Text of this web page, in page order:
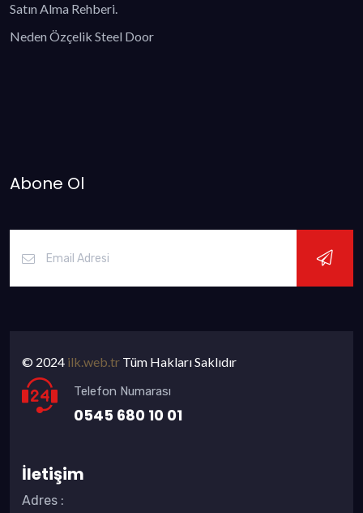
Satın Alma Rehberi.
Neden Özçelik Steel Door
Abone Ol
© 2024 ilk.web.tr Tüm Hakları Saklıdır
Telefon Numarası
0545 680 10 01
İletişim
Adres :